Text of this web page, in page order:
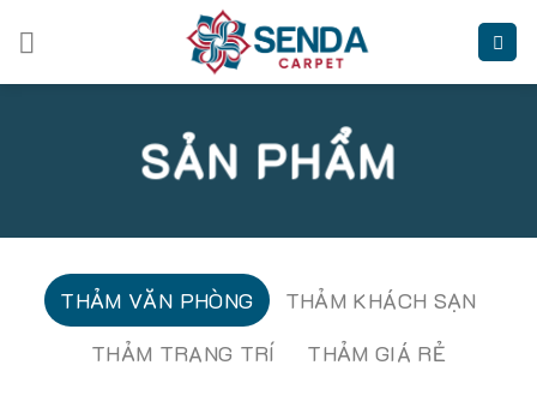
SẢN PHẨM
THẢM VĂN PHÒNG
THẢM KHÁCH SẠN
THẢM TRANG TRÍ
THẢM GIÁ RẺ